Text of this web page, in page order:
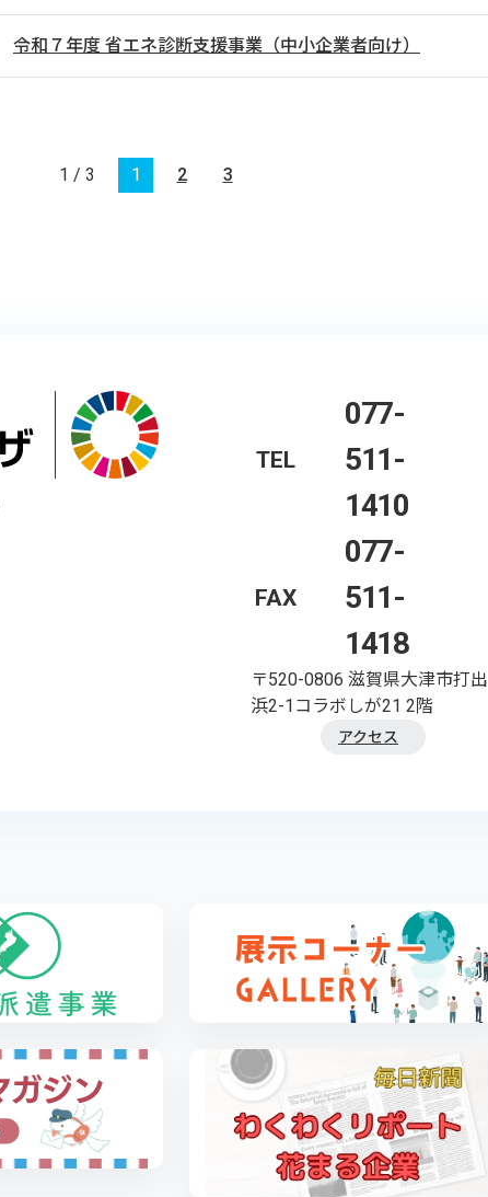
令和７年度 省エネ診断支援事業（中小企業者向け）
1 / 3 1 2 3
TEL
077-
511-
1410
FAX
077-
511-
1418
〒520-0806 滋賀県大津市打出
浜2-1コラボしが21 2階
アクセス